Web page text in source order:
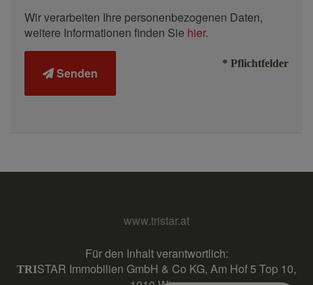
Wir verarbeiten Ihre personenbezogenen Daten,
weitere Informationen finden Sie hier.
Senden
* Pflichtfelder
www.tristar.at
Für den Inhalt verantwortlich:
TRISTAR Immobilien GmbH & Co KG, Am Hof 5 Top 10,